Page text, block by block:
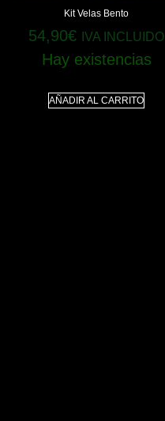
Kit Velas Bento
54,90€ IVA INCLUIDO
Hay existencias
AÑADIR AL CARRITO